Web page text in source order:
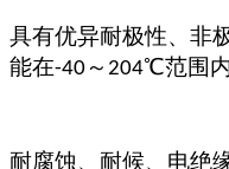
具有优异耐极性、非
能在-40 ～ 204℃范围
耐腐蚀、耐候、电绝